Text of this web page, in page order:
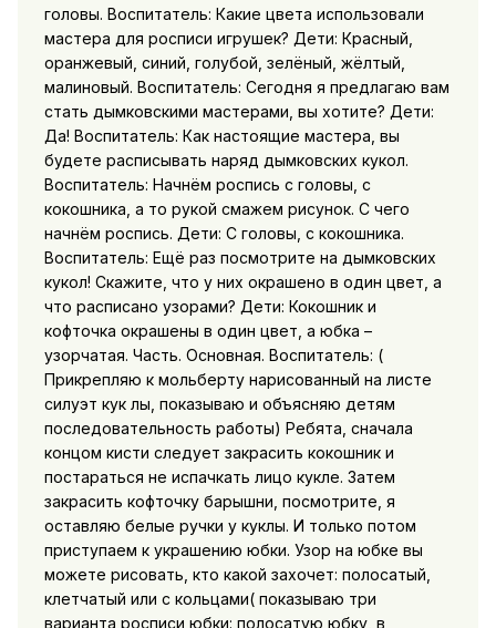
головы. Воспитатель: Какие цвета использовали
мастера для росписи игрушек? Дети: Красный,
оранжевый, синий, голубой, зелёный, жёлтый,
малиновый. Воспитатель: Сегодня я предлагаю вам
стать дымковскими мастерами, вы хотите? Дети:
Да! Воспитатель: Как настоящие мастера, вы
будете расписывать наряд дымковских кукол.
Воспитатель: Начнём роспись с головы, с
кокошника, а то рукой смажем рисунок. С чего
начнём роспись. Дети: С головы, с кокошника.
Воспитатель: Ещё раз посмотрите на дымковских
кукол! Скажите, что у них окрашено в один цвет, а
что расписано узорами? Дети: Кокошник и
кофточка окрашены в один цвет, а юбка –
узорчатая. Часть. Основная. Воспитатель: (
Прикрепляю к мольберту нарисованный на листе
силуэт кук лы, показываю и объясняю детям
последовательность работы) Ребята, сначала
концом кисти следует закрасить кокошник и
постараться не испачкать лицо кукле. Затем
закрасить кофточку барышни, посмотрите, я
оставляю белые ручки у куклы. И только потом
приступаем к украшению юбки. Узор на юбке вы
можете рисовать, кто какой захочет: полосатый,
клетчатый или с кольцами( показываю три
варианта росписи юбки: полосатую юбку, в